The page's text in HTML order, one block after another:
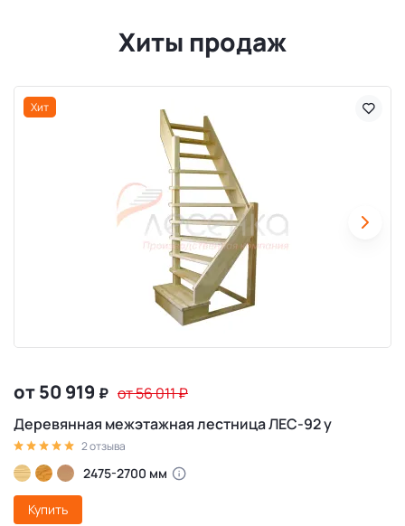
Хиты продаж
Хит
от 50 919 ₽ от 56 011₽
Деревянная межэтажная лестница ЛЕС-92 у
2 отзыва
2475-2700 мм
Купить